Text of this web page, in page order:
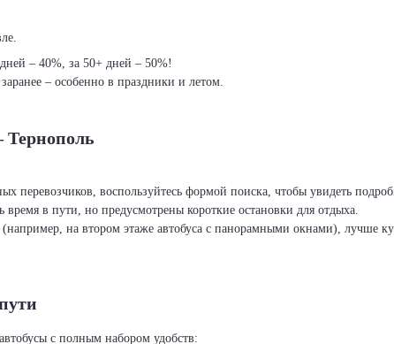
– 40%, за 50+ дней – 50%!
– особенно в праздники и летом.
Тернополь
перевозчиков, воспользуйтесь формой поиска, чтобы увидеть
в пути, но предусмотрены короткие остановки для отдыха.
на втором этаже автобуса с панорамными окнами), лучше
с полным набором удобств: